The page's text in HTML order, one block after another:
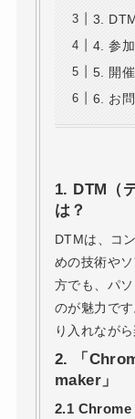
3.
4. 参
5. 開
6. お
1. DTM（
は？
DTMは、コ
めの技術や
方でも、パ
のが魅力で
り入れなが
2.
「
maker」
2.1 Chrome